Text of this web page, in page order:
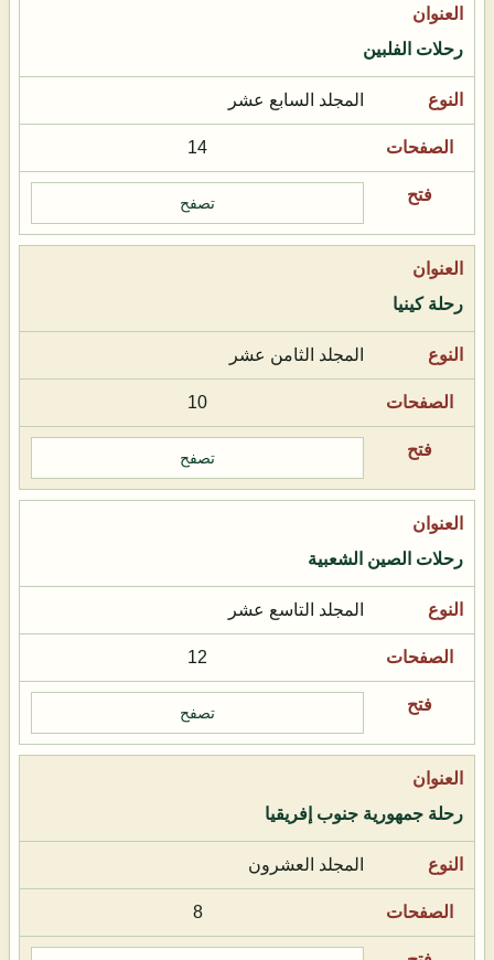
رحلات الفلبين
المجلد السابع عشر
14
تصفح
رحلة كينيا
المجلد الثامن عشر
10
تصفح
رحلات الصين الشعبية
المجلد التاسع عشر
12
تصفح
رحلة جمهورية جنوب إفريقيا
المجلد العشرون
8